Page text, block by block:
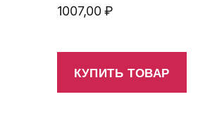
1007,00₽
КУПИТЬ ТОВАР